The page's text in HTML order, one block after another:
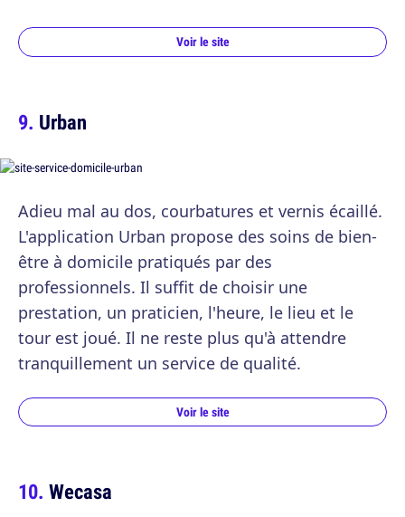
Voir le site
Urban
Adieu mal au dos, courbatures et vernis écaillé.
L'application Urban propose des soins de bien-
être à domicile pratiqués par des
professionnels. Il suffit de choisir une
prestation, un praticien, l'heure, le lieu et le
tour est joué. Il ne reste plus qu'à attendre
tranquillement un service de qualité.
Voir le site
Wecasa